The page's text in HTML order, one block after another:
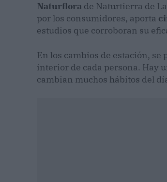
Naturflora de Naturtierra de
por los consumidores, aporta
estudios que corroboran su
En los cambios de estación,
interior de cada persona. Hay
cambian muchos hábitos del